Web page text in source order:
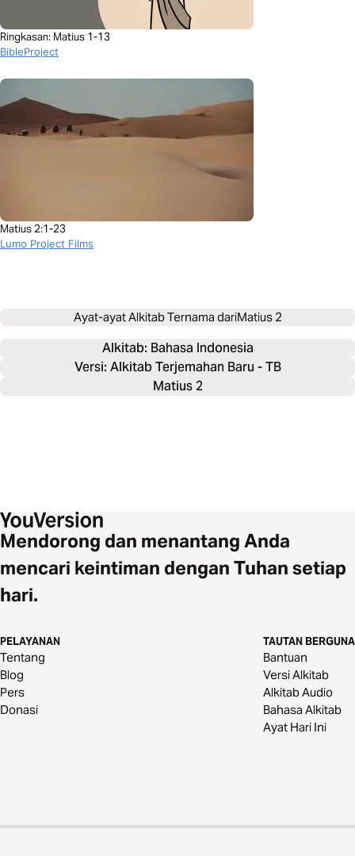
Ringkasan: Matius 1-13
BibleProject
Matius 2:1-23
Lumo Project Films
Ayat-ayat Alkitab Ternama dariMatius 2
Alkitab: Bahasa Indonesia
Versi: Alkitab Terjemahan Baru - TB
Matius 2
Mendorong dan menantang Anda
mencari keintiman dengan Tuhan setiap
hari.
PELAYANAN
Tentang
Blog
Pers
Donasi
TAUTAN BERGUNA
Bantuan
Versi Alkitab
Alkitab Audio
Bahasa Alkitab
Ayat Hari Ini